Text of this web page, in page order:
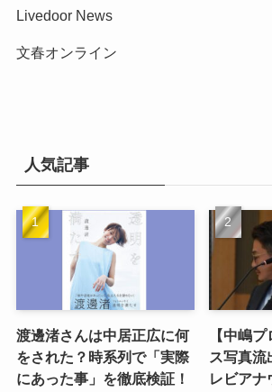
Livedoor News
文春オンライン
人気記事
渡邊渚さんは中居正広に何
をされた？時系列で「実際
にあった事」を徹底検証！
【中嶋
ス写真流
レビアナ